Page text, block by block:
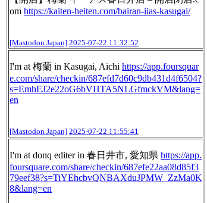
om https://kaiten-heiten.com/bairan-iias-kasugai/
[Mastodon Japan] 2025-07-22 11:32:52
I'm at 梅蘭 in Kasugai, Aichi https://app.foursquar
e.com/share/checkin/687efd7d60c9db431d4f6504?
s=EmhEJ2e22oG6bVHTA5NLGfmckVM&lang=
en
[Mastodon Japan] 2025-07-22 11:55:41
I'm at donq editer in 春日井市, 愛知県 https://app.
foursquare.com/share/checkin/687efe22aa08d85f3
79eef38?s=TiYEhcbvQNBAXduJPMW_ZzMa0K
8&lang=en